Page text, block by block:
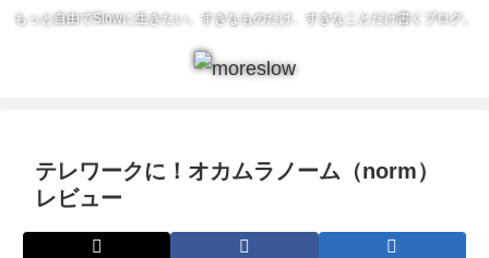
もっと自由でSlowに生きたい。すきなものだけ、すきなことだけ書くブログ。
テレワークに！オカムラノーム（norm）
レビュー